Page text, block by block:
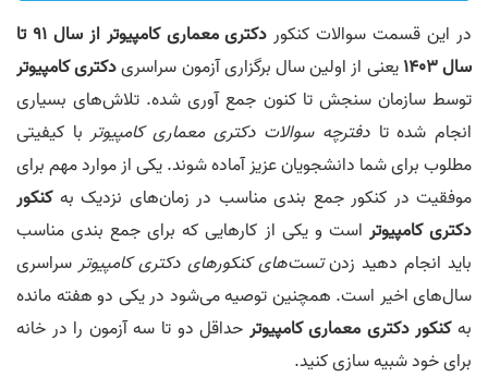
در اين قسمت سوالات کنکور
دکتری معماری کامپیوتر از سال 91 تا
سال 1403
يعنی از اولين سال برگزاری آزمون سراسریدکتری کامپیوتر
توسط سازمان سنجش تا کنون جمع آوری شده. تلاش‌های بسیاری
انجام شده تا دفترچه سوالات دکتری معماری کامپیوتربا کیفیتی
مطلوب برای شما دانشجویان عزیز آماده شوند. یکی از موارد مهم برای
موفقیت در کنکور جمع بندی مناسب در زمان‌های نزدیک بهکنکور
دکتری کامپیوتر است و یکی از کارهایی که برای جمع بندی مناسب
باید انجام دهید زدنتست‌های کنکورهای دکتری کامپیوتر سراسری
سال‌های اخیر است. همچنین توصیه می‌شود در یکی دو هفته مانده
بهکنکور دکتری معماری کامپیوتر حداقل دو تا سه آزمون را در خانه
برای خود شبیه سازی کنید.